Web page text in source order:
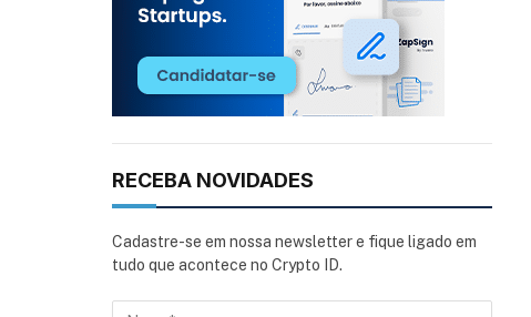
RECEBA NOVIDADES
Cadastre-se em nossa newsletter e fique ligado em
tudo que acontece no Crypto ID.